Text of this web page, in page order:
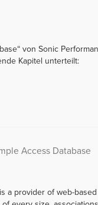
von Sonic
Kapitel unterteilt:
Access Database
a provider of web-